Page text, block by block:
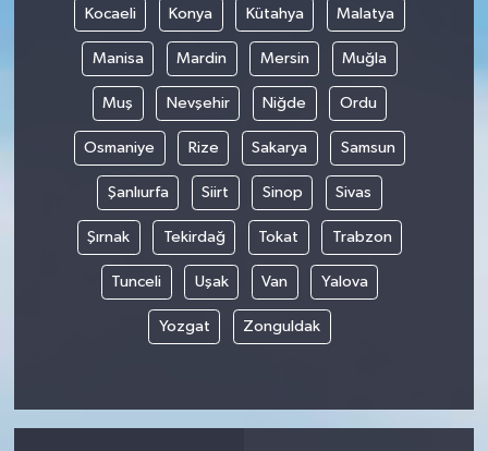
Kocaeli Konya Kütahya Malatya
Manisa Mardin Mersin Muğla
Muş Nevşehir Niğde Ordu
Osmaniye Rize Sakarya Samsun
Şanlıurfa Siirt Sinop Sivas
Şırnak Tekirdağ Tokat Trabzon
Tunceli Uşak Van Yalova
Yozgat Zonguldak